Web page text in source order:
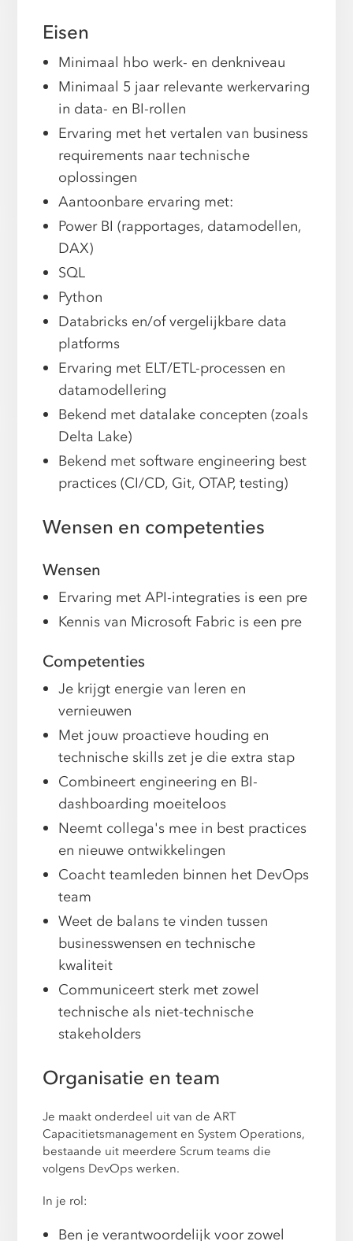
Eisen
Minimaal hbo werk- en denkniveau
Minimaal 5 jaar relevante werkervaring
in data- en BI-rollen
Ervaring met het vertalen van business
requirements naar technische
oplossingen
Aantoonbare ervaring met:
Power BI (rapportages, datamodellen,
DAX)
SQL
Python
Databricks en/of vergelijkbare data
platforms
Ervaring met ELT/ETL-processen en
datamodellering
Bekend met datalake concepten (zoals
Delta Lake)
Bekend met software engineering best
practices (CI/CD, Git, OTAP, testing)
Wensen en competenties
Wensen
Ervaring met API-integraties is een pre
Kennis van Microsoft Fabric is een pre
Competenties
Je krijgt energie van leren en
vernieuwen
Met jouw proactieve houding en
technische skills zet je die extra stap
Combineert engineering en BI-
dashboarding moeiteloos
Neemt collega's mee in best practices
en nieuwe ontwikkelingen
Coacht teamleden binnen het DevOps
team
Weet de balans te vinden tussen
businesswensen en technische
kwaliteit
Communiceert sterk met zowel
technische als niet-technische
stakeholders
Organisatie en team
Je maakt onderdeel uit van de ART
Capacitietsmanagement en System Operations,
bestaande uit meerdere Scrum teams die
volgens DevOps werken.
In je rol:
Ben je verantwoordelijk voor zowel